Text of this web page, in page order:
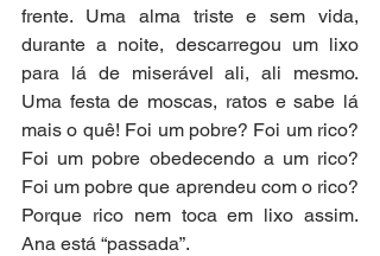
frente. Uma alma triste e sem vida,
durante a noite, descarregou um lixo
para lá de miserável ali, ali mesmo.
Uma festa de moscas, ratos e sabe lá
mais o quê! Foi um pobre? Foi um rico?
Foi um pobre obedecendo a um rico?
Foi um pobre que aprendeu com o rico?
Porque rico nem toca em lixo assim.
Ana está “passada”.